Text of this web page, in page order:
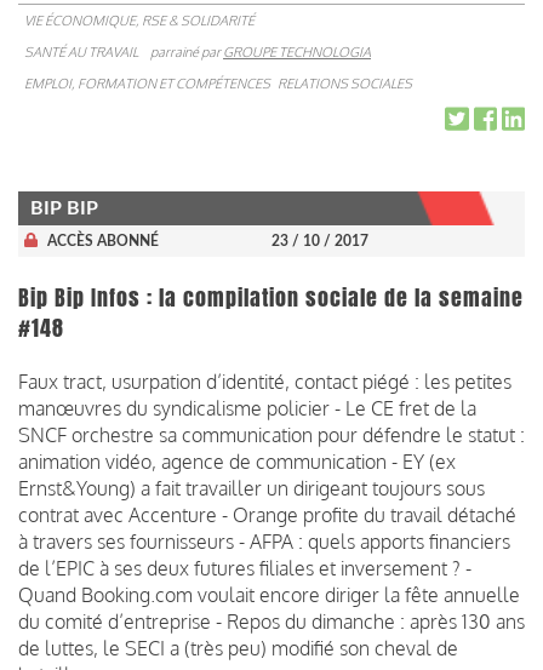
VIE ÉCONOMIQUE, RSE & SOLIDARITÉ
SANTÉ AU TRAVAIL
parrainé parGROUPE TECHNOLOGIA
EMPLOI, FORMATION ET COMPÉTENCES RELATIONS SOCIALES
BIP BIP
ACCÈS ABONNÉ 23 / 10 / 2017
Bip Bip Infos : la compilation sociale de la semaine
#148
Faux tract, usurpation d’identité, contact piégé : les petites
manœuvres du syndicalisme policier - Le CE fret de la
SNCF orchestre sa communication pour défendre le statut :
animation vidéo, agence de communication - EY (ex
Ernst&Young) a fait travailler un dirigeant toujours sous
contrat avec Accenture - Orange profite du travail détaché
à travers ses fournisseurs - AFPA : quels apports financiers
de l’EPIC à ses deux futures filiales et inversement ? -
Quand Booking.com voulait encore diriger la fête annuelle
du comité d’entreprise - Repos du dimanche : après 130 ans
de luttes, le SECI a (très peu) modifié son cheval de